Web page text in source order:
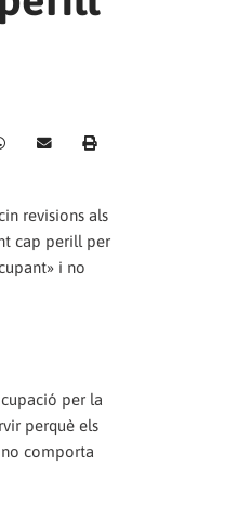
revisions als
cap perill per
i no
per la
perquè els
no comporta